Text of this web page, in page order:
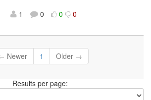
1 0 0 0
Newer 1 Older →
Results per page: